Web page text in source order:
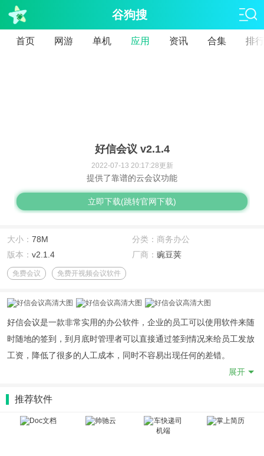
谷狗搜
首页 网游 单机 应用 资讯 合集 排行
好信会议 v2.1.4
2022-07-13 20:17:28更新
提供了靠谱的云会议功能
立即下载(跳转官网下载)
大小： 78M
分类：商务办公
版本： v2.1.4 厂商： 豌豆荚
免费会议 免费开视频会议软件
好信会议是一款非常实用的办公软件，企业的员工可以使用软件来随
时随地的签到，到月底时管理者可以直接通过签到情况来给员工发放
工资，降低了很多的人工成本，同时不容易出现任何的差错。
《好信会议》软件优势：
工打开后可以直接加入。
展开
推荐软件